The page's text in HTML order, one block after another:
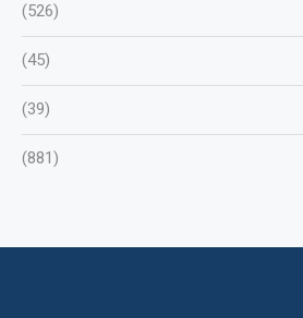
(526)
(45)
(39)
(881)